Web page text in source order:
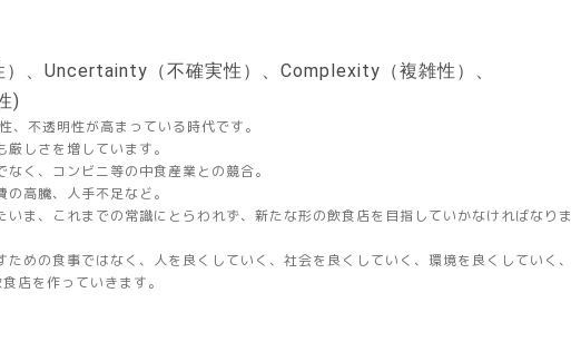
、Uncertainty（不確実性）、Complexity（複雑性）、
)
、不透明性が高まっている時代です。
しさを増しています。
く、コンビニ等の中食産業との競合。
高騰、人手不足など。
いま、これまでの常識にとらわれず、新たな形の飲食店を目指していかなければなりま
ための食事ではなく、人を良くしていく、社会を良くしていく、環境を良くしていく、
店を作っていきます。